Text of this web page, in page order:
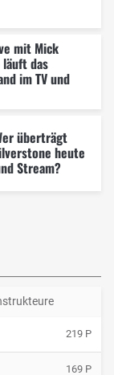
mit Mick
läuft das
im TV und
überträgt
heute
Stream?
219 P
169 P